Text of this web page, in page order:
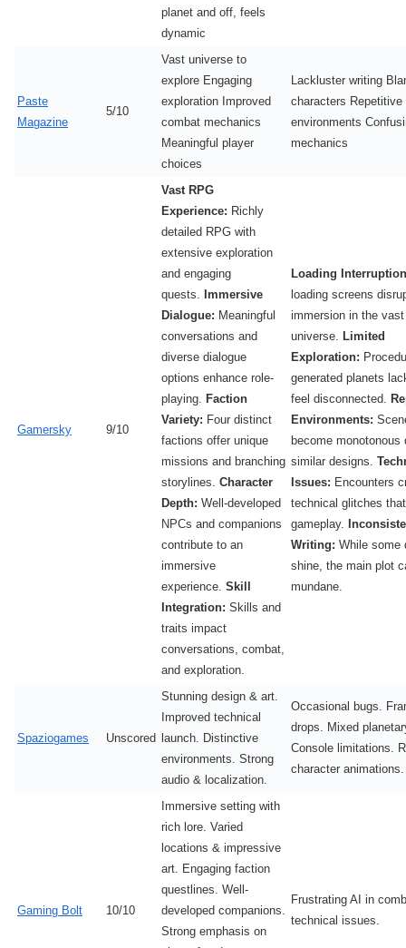
planet and off, feels
dynamic
Paste
Magazine
5/10
Vast universe to
explore Engaging
exploration Improved
combat mechanics
Meaningful player
choices
Lackluster writing
characters Repetitive
environments
mechanics
Gamersky 9/10
Vast RPG
Experience: Richly
detailed RPG with
extensive exploration
and engaging
quests. Immersive
Dialogue: Meaningful
conversations and
diverse dialogue
options enhance role-
playing. Faction
Variety: Four distinct
factions offer unique
missions and branching
storylines. Character
Depth: Well-developed
NPCs and companions
contribute to an
immersive
experience. Skill
Integration: Skills and
traits impact
conversations, combat,
and exploration.
Loading
loading screens
immersion in the vast
universe. Limited
Exploration:
generated planets
feel disconnected.
Environments:
become monotonous
similar designs.
Issues: Encounters
technical glitches
gameplay.
Writing: While some
shine, the main plot
mundane.
Spaziogames Unscored
Stunning design & art.
Improved technical
launch. Distinctive
environments. Strong
audio & localization.
Occasional bugs.
drops. Mixed
Console limitations.
character animations.
Gaming Bolt 10/10
Immersive setting with
rich lore. Varied
locations & impressive
art. Engaging faction
questlines. Well-
developed companions.
Strong emphasis on
Frustrating AI in
technical issues.